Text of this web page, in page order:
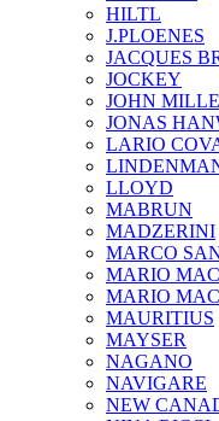
HILTL
J.PLOENES
JAСQUES
JOCKEY
JOHN
JONAS
LARIO
LLOYD
MABRUN
MADZERINI
MARCO
MARIO
MARIO
MAURITIUS
MAYSER
NAGANO
NAVIGARE
NEW